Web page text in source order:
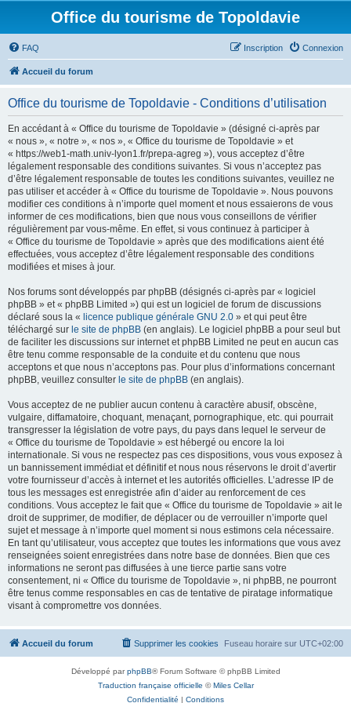
Office du tourisme de Topoldavie
FAQ Connexion
Inscription
Accueil du forum
Office du tourisme de Topoldavie - Conditions d’utilisation
En accédant à « Office du tourisme de Topoldavie » (désigné ci-après par
« nous », « notre », « nos », « Office du tourisme de Topoldavie » et
« https://web1-math.univ-lyon1.fr/prepa-agreg »), vous acceptez d’être
légalement responsable des conditions suivantes. Si vous n’acceptez pas
d’être légalement responsable de toutes les conditions suivantes, veuillez ne
pas utiliser et accéder à « Office du tourisme de Topoldavie ». Nous pouvons
modifier ces conditions à n’importe quel moment et nous essaierons de vous
informer de ces modifications, bien que nous vous conseillons de vérifier
régulièrement par vous-même. En effet, si vous continuez à participer à
« Office du tourisme de Topoldavie » après que des modifications aient été
effectuées, vous acceptez d’être légalement responsable des conditions
modifiées et mises à jour.
Nos forums sont développés par phpBB (désignés ci-après par « logiciel
phpBB » et « phpBB Limited ») qui est un logiciel de forum de discussions
déclaré sous la « licence publique générale GNU 2.0 » et qui peut être
téléchargé sur le site de phpBB (en anglais). Le logiciel phpBB a pour seul but
de faciliter les discussions sur internet et phpBB Limited ne peut en aucun cas
être tenu comme responsable de la conduite et du contenu que nous
acceptons et que nous n’acceptons pas. Pour plus d’informations concernant
phpBB, veuillez consulter le site de phpBB (en anglais).
Vous acceptez de ne publier aucun contenu à caractère abusif, obscène,
vulgaire, diffamatoire, choquant, menaçant, pornographique, etc. qui pourrait
transgresser la législation de votre pays, du pays dans lequel le serveur de
« Office du tourisme de Topoldavie » est hébergé ou encore la loi
internationale. Si vous ne respectez pas ces dispositions, vous vous exposez à
un bannissement immédiat et définitif et nous nous réservons le droit d’avertir
votre fournisseur d’accès à internet et les autorités officielles. L’adresse IP de
tous les messages est enregistrée afin d’aider au renforcement de ces
conditions. Vous acceptez le fait que « Office du tourisme de Topoldavie » ait le
droit de supprimer, de modifier, de déplacer ou de verrouiller n’importe quel
sujet et message à n’importe quel moment si nous estimons cela nécessaire.
En tant qu’utilisateur, vous acceptez que toutes les informations que vous avez
renseignées soient enregistrées dans notre base de données. Bien que ces
informations ne seront pas diffusées à une tierce partie sans votre
consentement, ni « Office du tourisme de Topoldavie », ni phpBB, ne pourront
être tenus comme responsables en cas de tentative de piratage informatique
visant à compromettre vos données.
Accueil du forum Fuseau horaire sur UTC+02:00
Supprimer les cookies
Développé parphpBB® Forum Software © phpBB Limited
Traduction française officielle ©Miles Cellar
Confidentialité | Conditions